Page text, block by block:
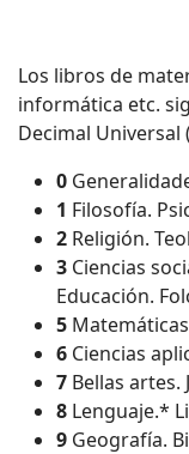
Los libros de
informática etc.
Decimal Universal
0
1 Filosofía.
2 Religión.
3 Ciencias
Educación.
5
6 Ciencias
7 Bellas artes.
8 Lenguaje.*
9 Geografía.